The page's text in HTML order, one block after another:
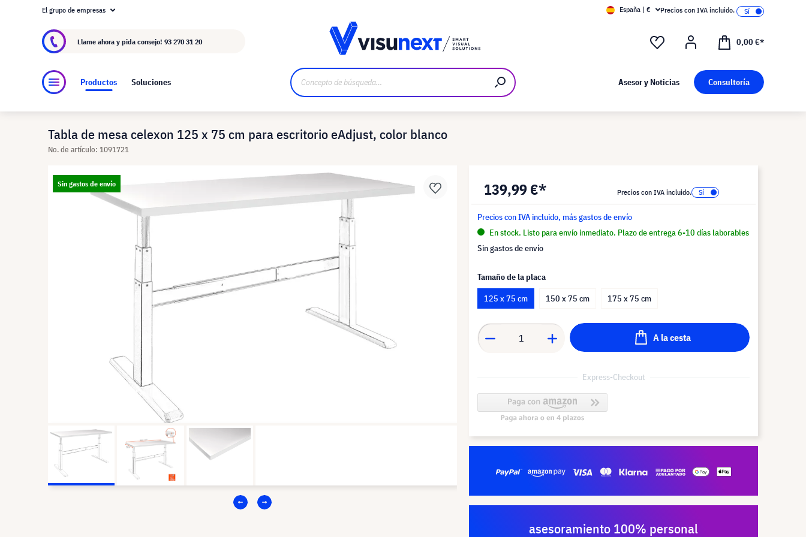
Acerca de visunext.es
El grupo de empresas España | € Precios con IVA incluido.
Llame ahora y pida consejo! 93 270 31 20 0,00 €*
Productos Soluciones Asesor y Noticias Consultoría
Tabla de mesa celexon 125 x 75 cm para escritorio eAdjust, color blanco
No. de artículo: 1091721
Sin gastos de envío 139,99 €* Precios con IVA incluido.
Precios con IVA incluido, más gastos de envío
En stock. Listo para envío inmediato. Plazo de entrega 6-10 días laborables
Sin gastos de envío
Tamaño de la placa
125 x 75 cm
150 x 75 cm 175 x 75 cm
A la cesta
Express-Checkout
asesoramiento 100% personal